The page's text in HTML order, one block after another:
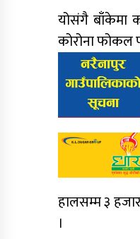
योसंगै बाँकेमा
कोरोना फोकल
हालसम्म ३
।